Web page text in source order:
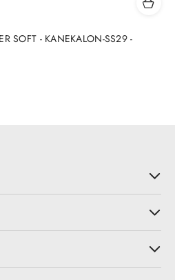
SOFT - KANEKALON-SS29 -